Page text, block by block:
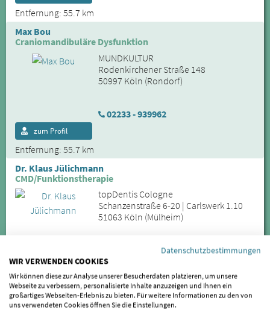
Entfernung: 55.7 km
Max Bou
Craniomandibuläre Dysfunktion
MUNDKULTUR
Rodenkirchener Straße 148
50997 Köln (Rondorf)
02233 - 939962
Entfernung: 55.7 km
zum Profil
Dr. Klaus Jülichmann
CMD/Funktionstherapie
topDentis Cologne
Schanzenstraße 6-20 | Carlswerk 1.10
51063 Köln (Mülheim)
0221 - 66950300
Entfernung: 57.3 km
zum Profil
Markus Fahrenwaldt
Datenschutzbestimmungen
WIR VERWENDEN COOKIES
Wir können diese zur Analyse unserer Besucherdaten platzieren, um unsere
Webseite zu verbessern, personalisierte Inhalte anzuzeigen und Ihnen ein
großartiges Webseiten-Erlebnis zu bieten. Für weitere Informationen zu den von
uns verwendeten Cookies öffnen Sie die Einstellungen.